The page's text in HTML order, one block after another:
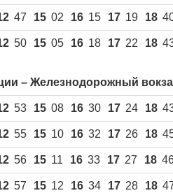
47 15 02 16 15 17 19 18
50 15 05 16 18 17 22 18
– Железнодорожный
53 15 08 16 30 17 24 18
55 15 10 16 32 17 26 18
56 15 11 16 33 17 27 18
57 15 12 16 34 17 28 18